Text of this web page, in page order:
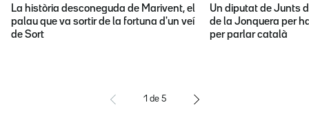
La història desconeguda de Marivent, el
palau que va sortir de la fortuna d'un veí
de Sort
Un diputat de Junts
de la Jonquera per
per parlar català
1 de 5